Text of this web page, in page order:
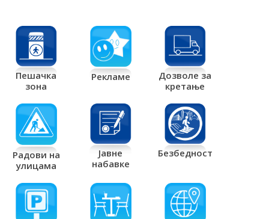
Пешачка
зона
Рекламе
Дозволе за
кретање
Радови на
улицама
Јавне
набавке
Безбедност